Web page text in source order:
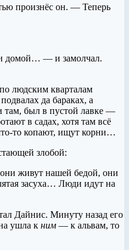
произнёс он. — Теперь
домой… — и замолчал.
людским кварталам
да бараках, а
там, был в пустой лавке —
в садах, хотя там всё
то копают, ищут корни…
злобой:
живут нашей бедой, они
засуха… Люди идут на
Дайнис. Минуту назад его
ушла к ним — к альвам, то